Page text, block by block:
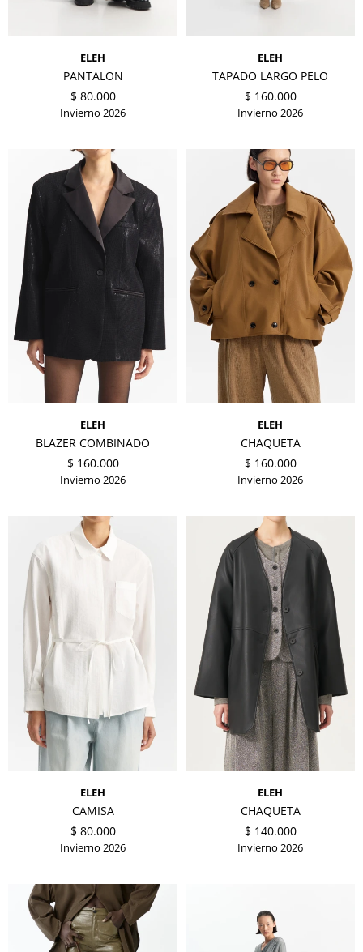
ELEH
PANTALON
$ 80.000
Invierno 2026
ELEH
TAPADO LARGO PELO
$ 160.000
Invierno 2026
ELEH
BLAZER COMBINADO
$ 160.000
Invierno 2026
ELEH
CHAQUETA
$ 160.000
Invierno 2026
ELEH
CAMISA
$ 80.000
Invierno 2026
ELEH
CHAQUETA
$ 140.000
Invierno 2026